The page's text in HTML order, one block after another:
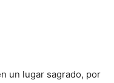
un lugar sagrado, por